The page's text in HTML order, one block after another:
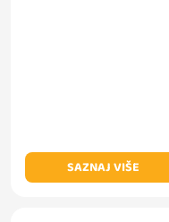
SAZNAJ VIŠE